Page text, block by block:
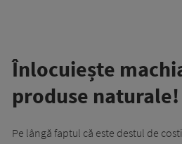
Înlocuiește
produse naturale!
Pe lângă faptul că este destul de